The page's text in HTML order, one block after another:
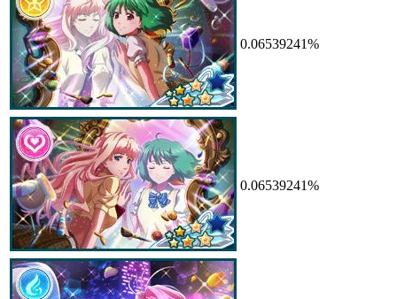
0.06539241%
0.06539241%